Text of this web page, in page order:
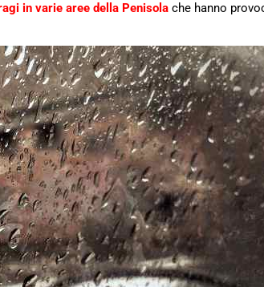
in varie aree della Penisola che hanno